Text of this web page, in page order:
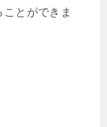
とができま